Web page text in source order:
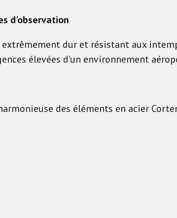
d'observation
dur et résistant aux
élevées d'un environnement
des éléments en acier